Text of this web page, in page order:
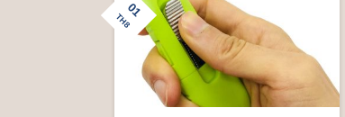
01
TH8